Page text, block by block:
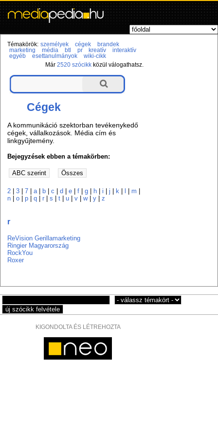
Témakörök: személyek cégek
brandek
marketing
média btl pr kreatív
interaktív
egyéb
esettanulmányok
wiki-cikk
Már2520 szócikk közül válogathatsz.
Cégek
A kommunikáció szektorban tevékenykedő
cégek, vállalkozások. Média cím és
linkgyűjtemény.
Bejegyzések ebben a témakörben:
2 |3 |7 |a| b |c |d |e |f |g h |i |j k |m
n |o |p |q |r |s |t |u |v |w|y |z
r
ReVision Gerillamarketing
Ringier Magyarország
RockYou
Roxer
KIGONDOLTA ÉS LÉTREHOZTA